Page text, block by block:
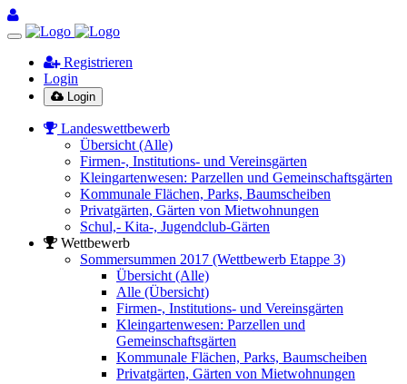
Registrieren
Login
Login
Landeswettbewerb
Übersicht (Alle)
Firmen-, Institutions- und Vereinsgärten
Kleingartenwesen: Parzellen und Gemeinschaftsgärten
Kommunale Flächen, Parks, Baumscheiben
Privatgärten, Gärten von Mietwohnungen
Schul,- Kita-, Jugendclub-Gärten
Wettbewerb
Sommersummen 2017 (Wettbewerb Etappe 3)
Übersicht (Alle)
Alle (Übersicht)
Firmen-, Institutions- und Vereinsgärten
Kleingartenwesen: Parzellen und
Gemeinschaftsgärten
Kommunale Flächen, Parks, Baumscheiben
Privatgärten, Gärten von Mietwohnungen